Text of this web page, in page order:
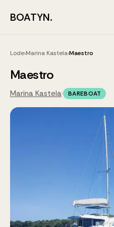
BOATYN.
Lode›Marina Kastela›Maestro
Maestro
Marina Kastela· BAREBOAT